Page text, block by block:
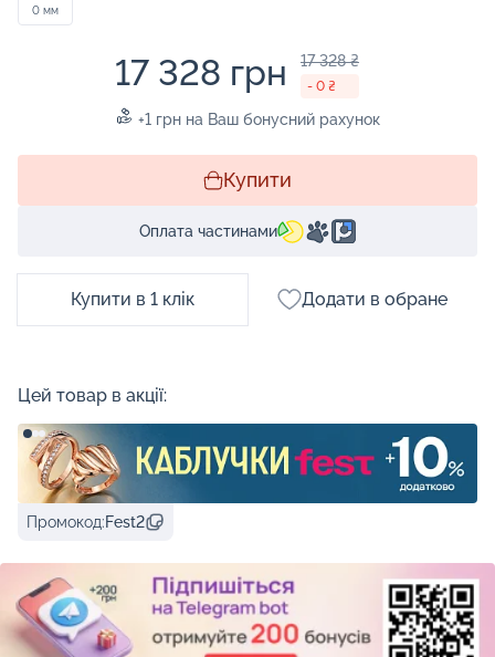
0 мм
17 328 грн 17 328 ₴
- 0 ₴
+1 грн на Ваш бонусний рахунок
Купити
Оплата частинами
Купити в 1 клік Додати в обране
Цей товар в акції:
Промокод:Fest2